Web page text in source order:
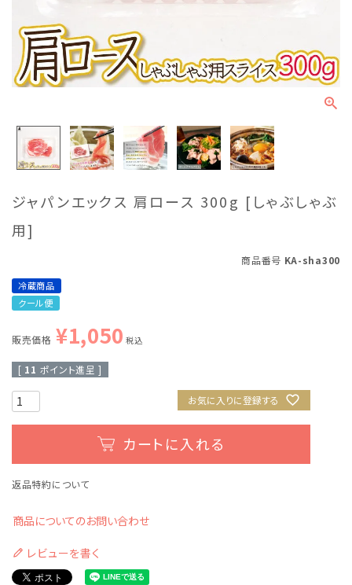
ジャパンエックス 肩ロース 300g [しゃぶしゃぶ
用]
商品番号 KA-sha300
冷蔵商品
クール便
販売価格 ¥1,050 税込
[ 11 ポイント進呈 ]
お気に入りに登録する
カートに入れる
返品特約について
商品についてのお問い合わせ
レビューを書く